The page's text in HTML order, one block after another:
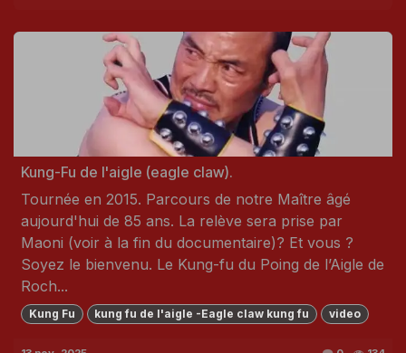
Kung-Fu de l'aigle (eagle claw).
Tournée en 2015. Parcours de notre Maître âgé
aujourd'hui de 85 ans. La relève sera prise par
Maoni (voir à la fin du documentaire)? Et vous ?
Soyez le bienvenu. Le Kung-fu du Poing de l’Aigle de
Roch...
Kung Fu kung fu de l'aigle -Eagle claw kung fu video